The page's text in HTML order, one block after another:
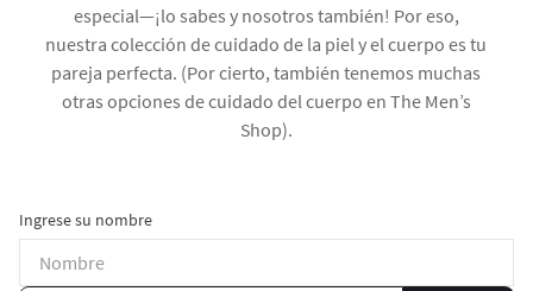
especial—¡lo sabes y nosotros también! Por eso,
nuestra colección de cuidado de la piel y el cuerpo es tu
pareja perfecta. (Por cierto, también tenemos muchas
otras opciones de cuidado del cuerpo en The Men’s
Shop).
Ingrese su nombre